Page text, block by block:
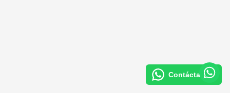
Contáctanos